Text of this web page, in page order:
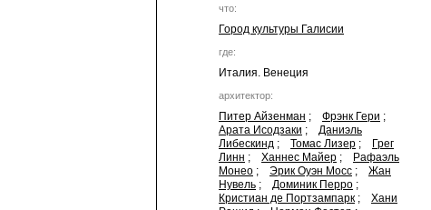
что:
Город культуры Галисии
где:
Италия. Венеция
архитектор:
Питер Айзенман ; Фрэнк Гери ;
Арата Исодзаки ; Даниэль
Либескинд ; Томас Лизер ;
Грег
Линн ; Ханнес Майер ;
Рафаэль
Монео ; Эрик Оуэн Мосс ; Жан
Нувель ; Доминик Перро ;
Кристиан де Портзампарк ; Хани